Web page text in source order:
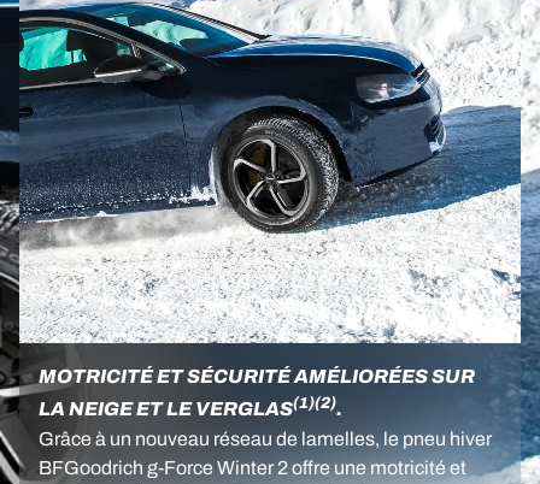
MOTRICITÉ ET SÉCURITÉ AMÉLIORÉES SUR
LA NEIGE ET LE VERGLAS(1)(2).
Grâce à un nouveau réseau de lamelles, le pneu hiver
BFGoodrich g-Force Winter 2 offre une motricité et